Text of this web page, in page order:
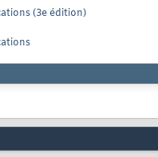
(3e édition)